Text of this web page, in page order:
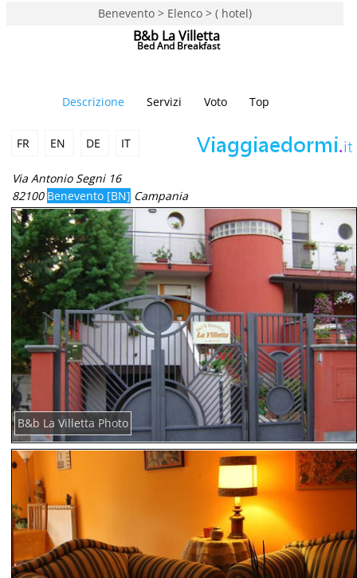
Benevento > Elenco > ( hotel)
B&b La Villetta
Bed And Breakfast
Descrizione Servizi Voto Top
FR EN DE IT
Via Antonio Segni 16
82100 Benevento [BN] Campania
B&b La Villetta Photo